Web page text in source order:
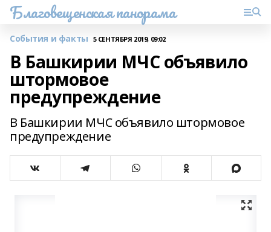
Благовещенская панорама
События и факты 5 СЕНТЯБРЯ 2019, 09:02
В Башкирии МЧС объявило
штормовое
предупреждение
В Башкирии МЧС объявило штормовое
предупреждение